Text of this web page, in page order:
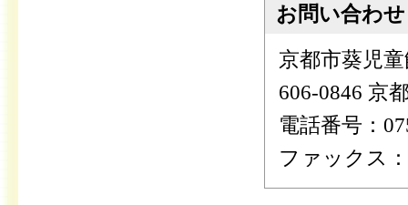
お問い合わせ
京都市葵児
606-0846 京
電話番号：
ファックス